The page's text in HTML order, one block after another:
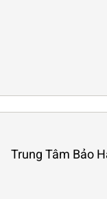
Trung Tâm Bảo